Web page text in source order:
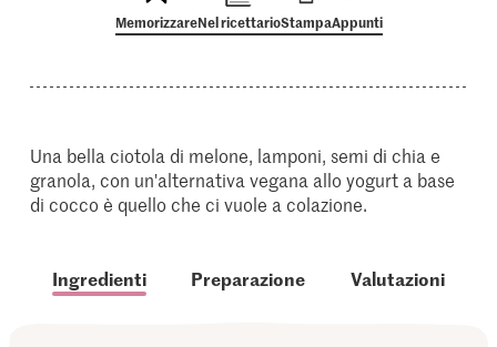
MemorizzareNel ricettarioStampaAppunti
Una bella ciotola di melone, lamponi, semi di chia e
granola, con un'alternativa vegana allo yogurt a base
di cocco è quello che ci vuole a colazione.
Ingredienti Preparazione Valutazioni